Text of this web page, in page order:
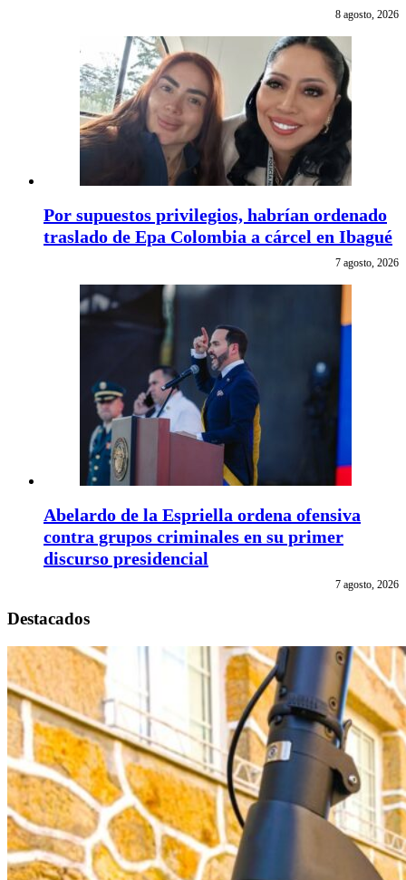
8 agosto, 2026
Por supuestos privilegios, habrían ordenado
traslado de Epa Colombia a cárcel en Ibagué
7 agosto, 2026
Abelardo de la Espriella ordena ofensiva
contra grupos criminales en su primer
discurso presidencial
7 agosto, 2026
Destacados